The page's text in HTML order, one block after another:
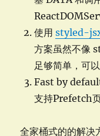
使用styled-
方案虽然不像
足够简单，可
Fast by
支持Prefetch
全家桶式的的解决